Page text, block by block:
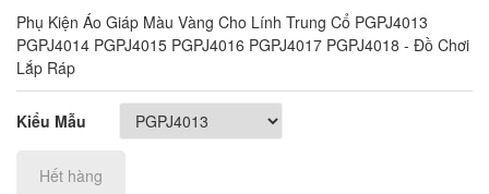
Phụ Kiện Áo Giáp Màu Vàng Cho Lính Trung Cổ PGPJ4013
PGPJ4014 PGPJ4015 PGPJ4016 PGPJ4017 PGPJ4018 - Đồ Chơi
Lắp Ráp
Kiểu Mẫu
Hết hàng